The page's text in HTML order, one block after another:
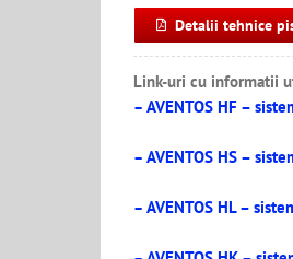
Detalii tehnice
Link-uri cu informatii
– AVENTOS HF –
– AVENTOS HS –
– AVENTOS HL –